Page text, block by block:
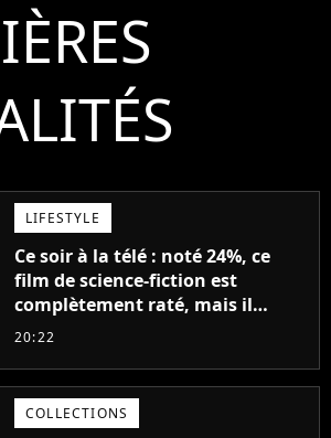
LIFESTYLE
Ce soir à la télé : noté 24%, ce
film de science-fiction est
complètement raté, mais il
aurait pu être encore pire à
20:22
COLLECTIONS